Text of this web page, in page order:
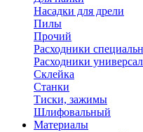
Насадки для дрели
Пилы
Прочий
Расходники
Расходники
Склейка
Станки
Тиски, зажимы
Шлифовальный
Материалы